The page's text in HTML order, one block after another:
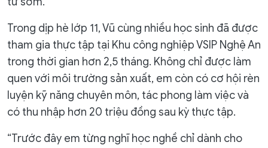
Trong dịp hè lớp 11, Vũ cùng nhiều học sinh đã được
tham gia thực tập tại Khu công nghiệp VSIP Nghệ An
trong thời gian hơn 2,5 tháng. Không chỉ được làm
quen với môi trường sản xuất, em còn có cơ hội rèn
luyện kỹ năng chuyên môn, tác phong làm việc và
có thu nhập hơn 20 triệu đồng sau kỳ thực tập.
“Trước đây em từng nghĩ học nghề chỉ dành cho